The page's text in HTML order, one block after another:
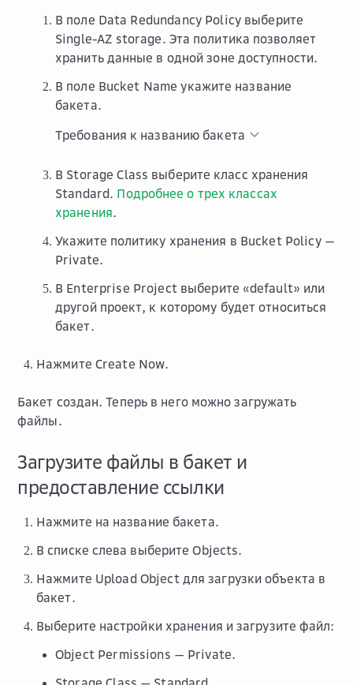
В поле Data Redundancy Policy выберите
Single-AZ storage. Эта политика позволяет
хранить данные в одной зоне доступности.
В поле Bucket Name укажите название
бакета.
Требования к названию бакета
В Storage Class выберите класс хранения
Standard. Подробнее о трех классах
хранения.
Укажите политику хранения в Bucket Policy—
Private.
В Enterprise Projectвыберите «default» или
другой проект, к которому будет относиться
бакет.
Нажмите Create Now.
Бакет создан. Теперь в него можно загружать
файлы.
Загрузите файлы в бакет и
предоставление ссылки
Нажмите на название бакета.
В списке слева выберитеObjects.
Нажмите Upload Objectдля загрузки объекта в
бакет.
Выберите настройки хранения и загрузите файл:
Object Permissions — Private.